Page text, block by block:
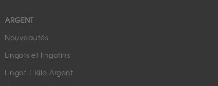
ARGENT
Nouveautés
Lingots et lingotins
Lingot 1 Kilo Argent